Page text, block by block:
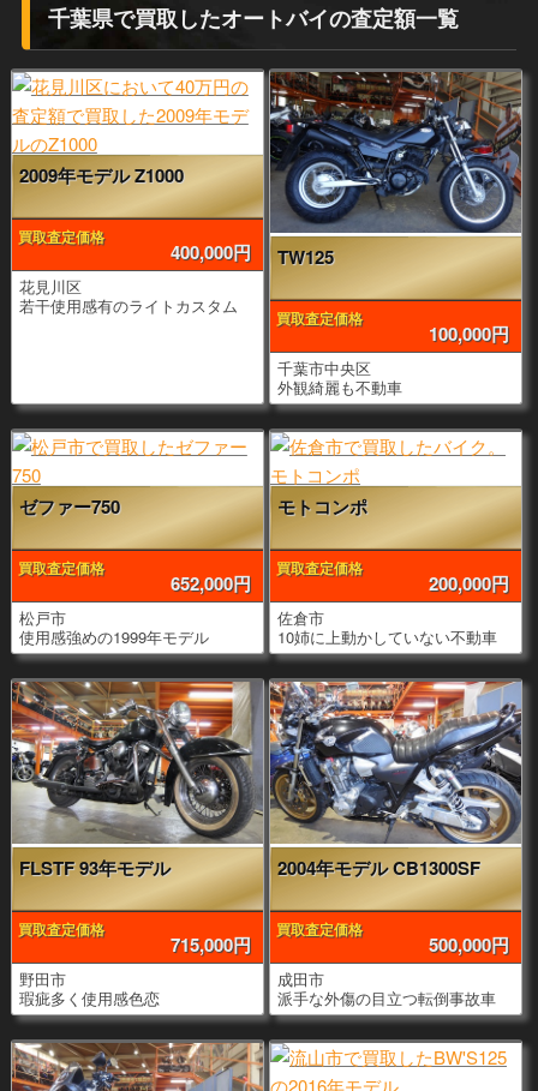
千葉県で買取したオートバイの査定額一覧
2009年モデル Z1000
買取査定価格
400,000円
花見川区
若干使用感有のライトカスタム
TW125
買取査定価格
100,000円
千葉市中央区
外観綺麗も不動車
ゼファー750
買取査定価格
652,000円
松戸市
使用感強めの1999年モデル
モトコンポ
買取査定価格
200,000円
佐倉市
10姉に上動かしていない不動車
FLSTF 93年モデル
買取査定価格
715,000円
野田市
瑕疵多く使用感色恋
2004年モデル CB1300SF
買取査定価格
500,000円
成田市
派手な外傷の目立つ転倒事故車